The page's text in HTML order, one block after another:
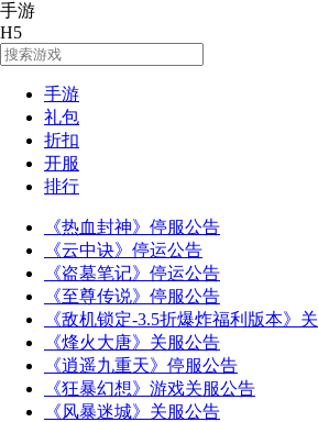
手游
H5
手游
礼包
折扣
开服
排行
《热血封神》停服公告
《云中诀》停运公告
《盗墓笔记》停运公告
《至尊传说》停服公告
《敌机锁定-3.5折爆炸福利版本》
《烽火大唐》关服公告
《逍遥九重天》停服公告
《狂暴幻想》游戏关服公告
《风暴迷城》关服公告